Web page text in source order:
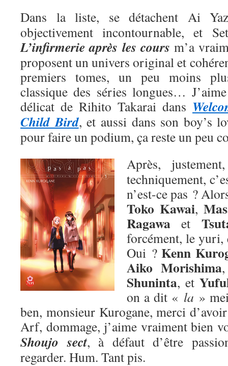
Dans la liste, se détachent Ai
objectivement incontournable, et
L’infirmerie après les cours m’a
proposent un univers original et
premiers tomes, un peu moins
classique des séries longues…
délicat de Rihito Takarai dans
Child Bird, et aussi dans son boy’s
pour faire un podium, ça reste un peu
Après,
techniquement,
n’est-ce pas ?
Toko Kawai,
Ragawa et
forcément, le yuri,
Oui ?Kenn
Aiko Morishima
Shuninta, et
on a dit « la »
ben, monsieur Kurogane, merci
Arf, dommage, j’aime vraiment bien
Shoujo sect, à défaut d’être
regarder. Hum. Tant pis.